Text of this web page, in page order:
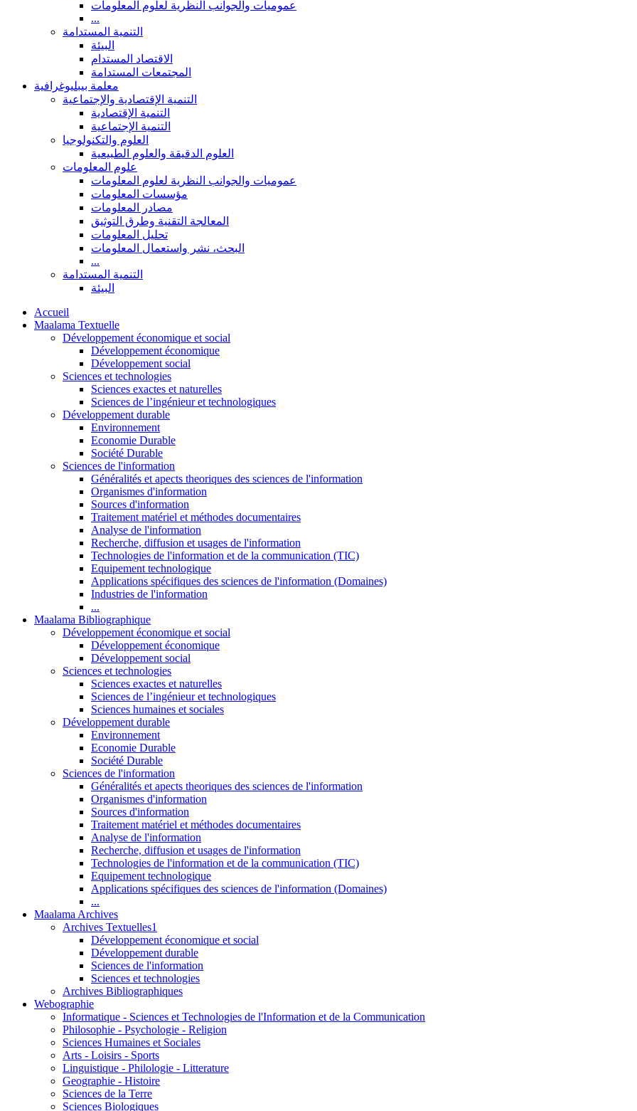
عموميات والجوانب النظرية لعلوم المعلومات
...
التنمية المستدامة
البيئة
الاقتصاد المستدام
المجتمعات المستدامة
معلمة بيبليوغرافية
التنمية الإقتصادية والإجتماعية
التنمية الإقتصادية
التنمية الإجتماعية
العلوم والتكنولوجيا
العلوم الدقيقة والعلوم الطبيعية
علوم المعلومات
عموميات والجوانب النظرية لعلوم المعلومات
مؤسسات المعلومات
مصادر المعلومات
المعالجة التقنية وطرق التوثيق
تحليل المعلومات
البحث، نشر واستعمال المعلومات
...
التنمية المستدامة
البيئة
Accueil
Maalama Textuelle
Développement économique et social
Développement économique
Développement social
Sciences et technologies
Sciences exactes et naturelles
Sciences de l’ingénieur et technologiques
Développement durable
Environnement
Economie Durable
Société Durable
Sciences de l'information
Généralités et apects theoriques des sciences de l'information
Organismes d'information
Sources d'information
Traitement matériel et méthodes documentaires
Analyse de l'information
Recherche, diffusion et usages de l'information
Technologies de l'information et de la communication (TIC)
Equipement technologique
Applications spécifiques des sciences de l'information (Domaines)
Industries de l'information
...
Maalama Bibliographique
Développement économique et social
Développement économique
Développement social
Sciences et technologies
Sciences exactes et naturelles
Sciences de l’ingénieur et technologiques
Sciences humaines et sociales
Développement durable
Environnement
Economie Durable
Société Durable
Sciences de l'information
Généralités et apects theoriques des sciences de l'information
Organismes d'information
Sources d'information
Traitement matériel et méthodes documentaires
Analyse de l'information
Recherche, diffusion et usages de l'information
Technologies de l'information et de la communication (TIC)
Equipement technologique
Applications spécifiques des sciences de l'information (Domaines)
...
Maalama Archives
Archives Textuelles1
Développement économique et social
Développement durable
Sciences de l'information
Sciences et technologies
Archives Bibliographiques
Webographie
Informatique - Sciences et Technologies de l'Information et de la Communication
Philosophie - Psychologie - Religion
Sciences Humaines et Sociales
Arts - Loisirs - Sports
Linguistique - Philologie - Litterature
Geographie - Histoire
Sciences de la Terre
Sciences Biologiques